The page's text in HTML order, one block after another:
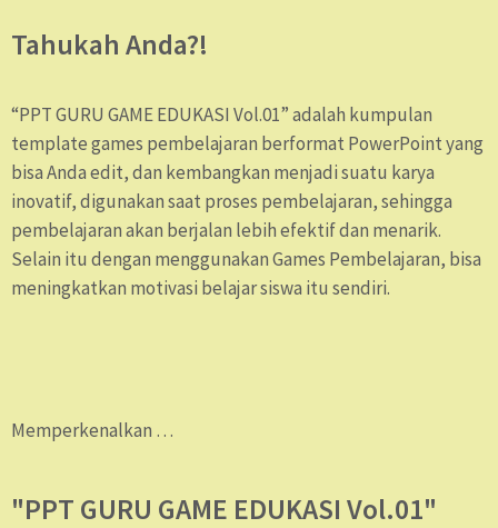
Tahukah Anda?!
“PPT GURU GAME EDUKASI Vol.01” adalah kumpulan
template games pembelajaran berformat PowerPoint yang
bisa Anda edit, dan kembangkan menjadi suatu karya
inovatif, digunakan saat proses pembelajaran, sehingga
pembelajaran akan berjalan lebih efektif dan menarik.
Selain itu dengan menggunakan Games Pembelajaran, bisa
meningkatkan motivasi belajar siswa itu sendiri.
Memperkenalkan …
"PPT GURU GAME EDUKASI Vol.01"